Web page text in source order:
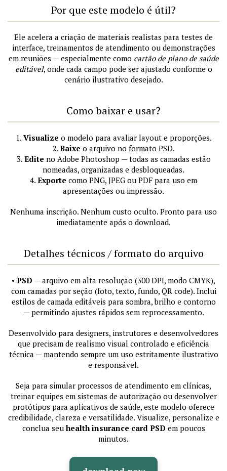
Por que este modelo é útil?
Ele acelera a criação de materiais realistas para testes de
interface, treinamentos de atendimento ou demonstrações
em reuniões — especialmente como cartão de plano de saúde
editável, onde cada campo pode ser ajustado conforme o
cenário ilustrativo desejado.
Como baixar e usar?
1. Visualize o modelo para avaliar layout e proporções.
2. Baixe o arquivo no formato PSD.
3. Edite no Adobe Photoshop — todas as camadas estão
nomeadas, organizadas e desbloqueadas.
4. Exporte como PNG, JPEG ou PDF para uso em
apresentações ou impressão.
Nenhuma inscrição. Nenhum custo oculto. Pronto para uso
imediatamente após o download.
Detalhes técnicos / formato do arquivo
• PSD — arquivo em alta resolução (300 DPI, modo CMYK),
com camadas por seção (foto, texto, fundo, QR code). Inclui
estilos de camada editáveis para sombra, brilho e contorno
— permitindo ajustes rápidos sem reprocessamento.
Desenvolvido para designers, instrutores e desenvolvedores
que precisam de realismo visual controlado e eficiência
técnica — mantendo sempre um uso estritamente ilustrativo
e responsável.
Seja para simular processos de atendimento em clínicas,
treinar equipes em sistemas de autorização ou desenvolver
protótipos para aplicativos de saúde, este modelo oferece
credibilidade, clareza e versatilidade. Visualize, personalize e
conclua seu health insurance card PSD em poucos
minutos.